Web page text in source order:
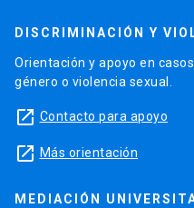
DISCRIMINACIÓN Y
Orientación y apoyo en
género o violencia sexual.
launch Contacto para apoyo
launch Más orientación
MEDIACIÓN